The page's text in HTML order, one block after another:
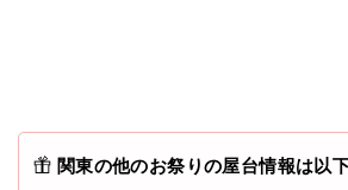
関東の他のお祭りの屋台情報は以